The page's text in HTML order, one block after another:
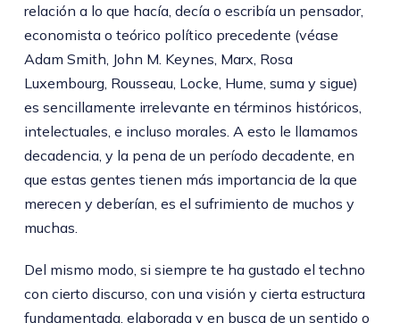
relación a lo que hacía, decía o escribía un pensador,
economista o teórico político precedente (véase
Adam Smith, John M. Keynes, Marx, Rosa
Luxembourg, Rousseau, Locke, Hume, suma y sigue)
es sencillamente irrelevante en términos históricos,
intelectuales, e incluso morales. A esto le llamamos
decadencia, y la pena de un período decadente, en
que estas gentes tienen más importancia de la que
merecen y deberían, es el sufrimiento de muchos y
muchas.
Del mismo modo, si siempre te ha gustado el techno
con cierto discurso, con una visión y cierta estructura
fundamentada, elaborada y en busca de un sentido o